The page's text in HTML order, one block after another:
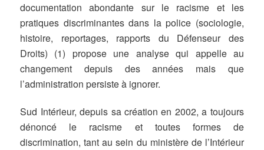
documentation abondante sur le racisme et les
pratiques discriminantes dans la police (sociologie,
histoire, reportages, rapports du Défenseur des
Droits) (1) propose une analyse qui appelle au
changement depuis des années mais que
l’administration persiste à ignorer.
Sud Intérieur, depuis sa création en 2002, a toujours
dénoncé le racisme et toutes formes de
discrimination, tant au sein du ministère de l’Intérieur